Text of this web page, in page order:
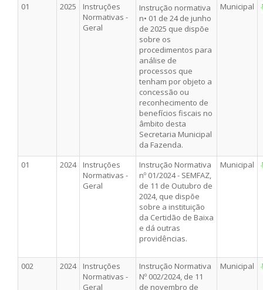
01 2025
Instruções
Normativas -
Geral
Instrução normativa
n• 01 de 24 de junho
de 2025 que dispõe
sobre os
procedimentos para
análise de
processos que
tenham por objeto a
concessão ou
reconhecimento de
benefícios fiscais no
âmbito desta
Secretaria Municipal
da Fazenda.
Municipal
01 2024
Instruções
Normativas -
Geral
Instrução Normativa
nº 01/2024 - SEMFAZ,
de 11 de Outubro de
2024, que dispõe
sobre a instituição
da Certidão de Baixa
e dá outras
providências.
Municipal
002 2024
Instruções
Normativas -
Geral
Instrução Normativa
Nº 002/2024, de 11
de novembro de
Municipal